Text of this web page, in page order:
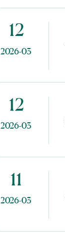
12
2026-03
12
2026-03
11
2026-03